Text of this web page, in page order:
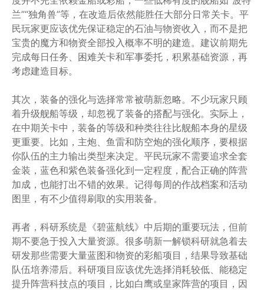
兰”“独角兽”等，在改造后依然能胜任大部分日常关卡。平
民玩家更应该优先保证稳定的石油与物资收入，而不是把
宝贵的魔方和物资全部投入概率不明的建造。建议前期先
完成每日任务、困难关卡和军事委托，积累基础资源，再
考虑建造目标。
其次，装备的强化与选择常常被萌新忽略。不少玩家只顾
着升级舰船等级，却忽视了装备的搭配与强化。实际上，
在中期关卡中，装备的等级和种类往往比舰船本身的星级
更重要。比如，主炮、鱼雷和防空炮的强化顺序，要根据
你队伍的主力输出类型来决定。平民玩家不需要追求全套
金装，蓝色和紫色装备强化到一定程度，配合正确的阵营
加成，也能打出不错的效果。记得每周的作战档案和活动
图里，有不少值得刷取的实用装备。
再者，科研系统是《碧蓝航线》中后期的重要玩法，但前
期不要急于投入大量资源。很多萌新一解锁科研就急着去
研发那些需要大量蓝图和物资的彩船项目，结果导致基础
队伍培养滞后。科研项目应该优先选择消耗较低、能稳定
提升阵营科技点的项目，比如白鹰或皇家阵营的项目，因